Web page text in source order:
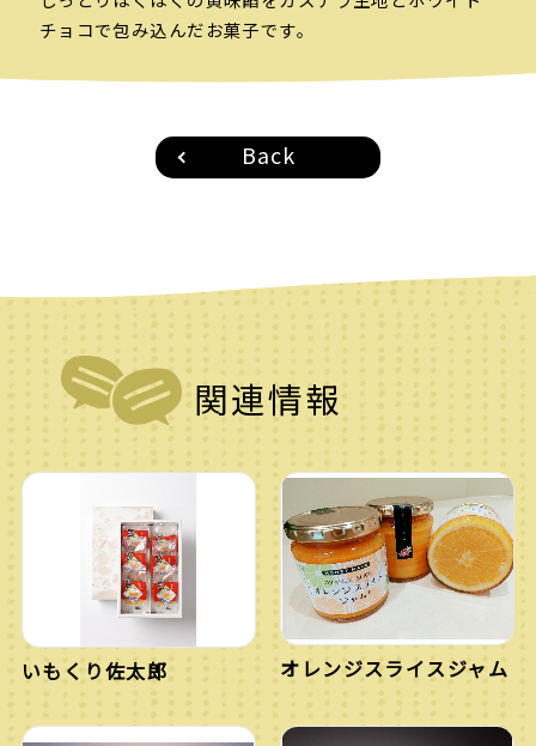
チョコで包み込んだお菓子です。
Back
関連情報
いもくり佐太郎 オレンジスライスジャム